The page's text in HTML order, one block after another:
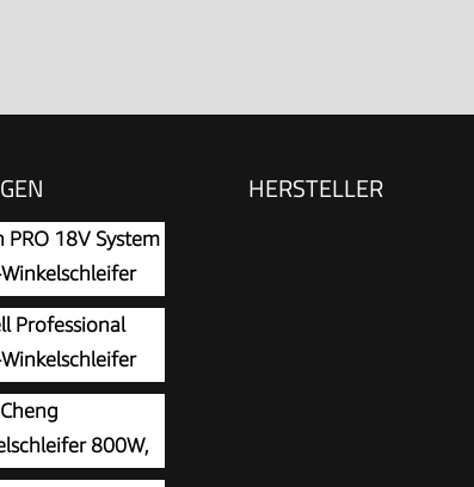
PRO 18V System
8
125 mm)
Professional
18/125 CE Q Li
800W,
Ø: 125 mm,
HERSTELLER